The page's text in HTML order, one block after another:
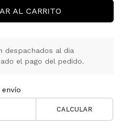
AL CARRITO
despachados al dia
el pago del pedido.
CALCULAR